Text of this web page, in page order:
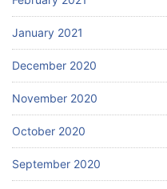
January 2021
December 2020
November 2020
October 2020
September 2020